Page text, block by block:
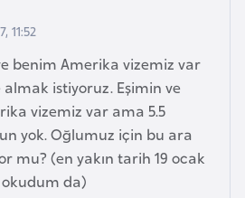
11:52
benim Amerika vizemiz var
istiyoruz. Eşimin ve
vizemiz var ama 5.5
yok. Oğlumuz için bu ara
mu? (en yakın tarih 19 ocak
da)